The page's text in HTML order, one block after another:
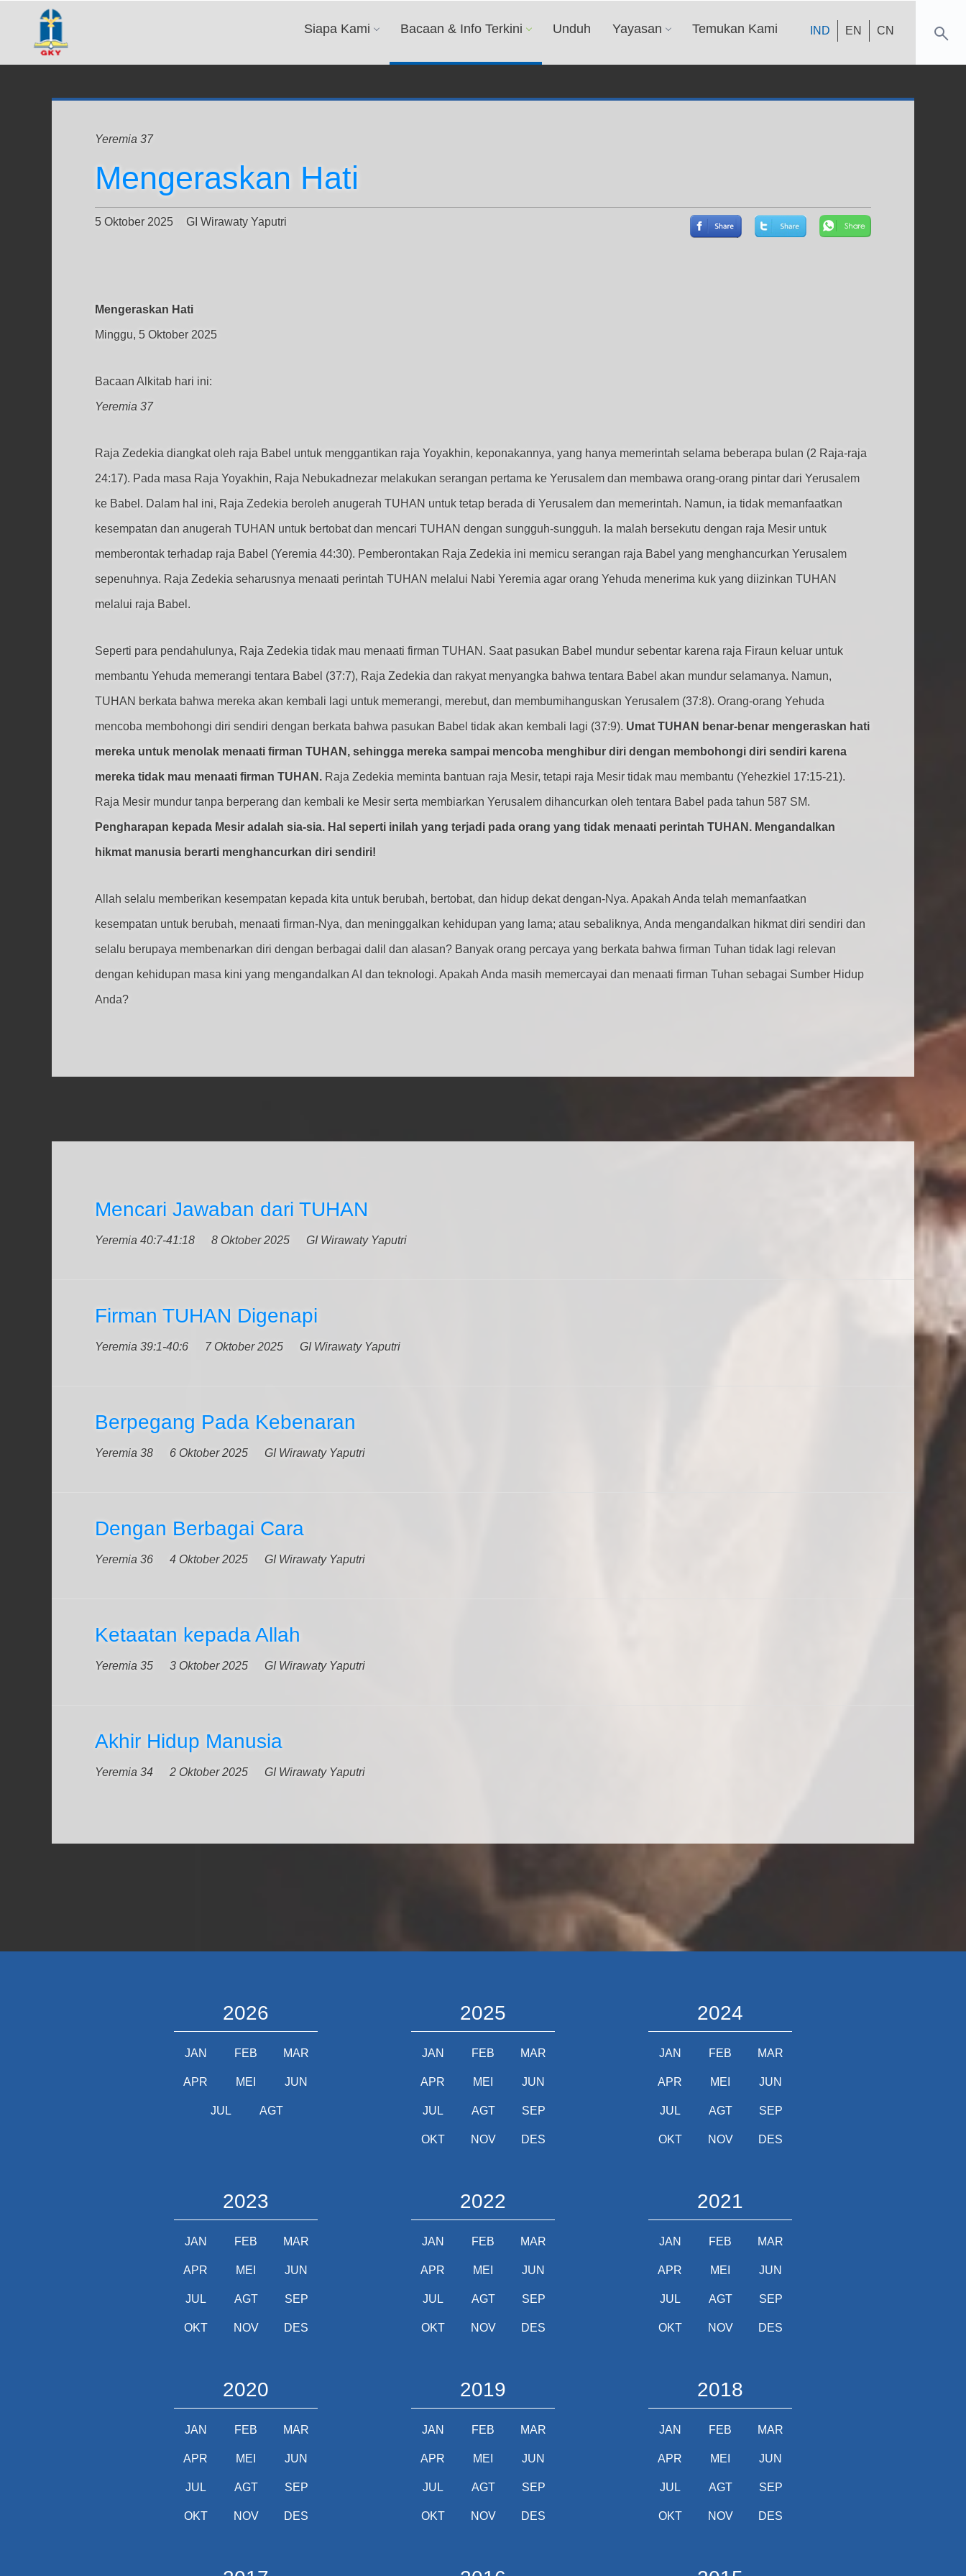
IND EN CN
Siapa Kami Bacaan & Info Terkini Unduh Yayasan Temukan Kami
Yeremia 37
Mengeraskan Hati
5 Oktober 2025 GI Wirawaty Yaputri
Mengeraskan Hati
Minggu, 5 Oktober 2025
Bacaan Alkitab hari ini:
Yeremia 37
Raja Zedekia diangkat oleh raja Babel untuk menggantikan raja Yoyakhin, keponakannya, yang hanya memerintah selama beberapa bulan (2 Raja-raja
24:17). Pada masa Raja Yoyakhin, Raja Nebukadnezar melakukan serangan pertama ke Yerusalem dan membawa orang-orang pintar dari Yerusalem
ke Babel. Dalam hal ini, Raja Zedekia beroleh anugerah TUHAN untuk tetap berada di Yerusalem dan memerintah. Namun, ia tidak memanfaatkan
kesempatan dan anugerah TUHAN untuk bertobat dan mencari TUHAN dengan sungguh-sungguh. Ia malah bersekutu dengan raja Mesir untuk
memberontak terhadap raja Babel (Yeremia 44:30). Pemberontakan Raja Zedekia ini memicu serangan raja Babel yang menghancurkan Yerusalem
sepenuhnya. Raja Zedekia seharusnya menaati perintah TUHAN melalui Nabi Yeremia agar orang Yehuda menerima kuk yang diizinkan TUHAN
melalui raja Babel.
Seperti para pendahulunya, Raja Zedekia tidak mau menaati firman TUHAN. Saat pasukan Babel mundur sebentar karena raja Firaun keluar untuk
membantu Yehuda memerangi tentara Babel (37:7), Raja Zedekia dan rakyat menyangka bahwa tentara Babel akan mundur selamanya. Namun,
TUHAN berkata bahwa mereka akan kembali lagi untuk memerangi, merebut, dan membumihanguskan Yerusalem (37:8). Orang-orang Yehuda
mencoba membohongi diri sendiri dengan berkata bahwa pasukan Babel tidak akan kembali lagi (37:9). Umat TUHAN benar-benar mengeraskan hati
mereka untuk menolak menaati firman TUHAN, sehingga mereka sampai mencoba menghibur diri dengan membohongi diri sendiri karena
mereka tidak mau menaati firman TUHAN. Raja Zedekia meminta bantuan raja Mesir, tetapi raja Mesir tidak mau membantu (Yehezkiel 17:15-21).
Raja Mesir mundur tanpa berperang dan kembali ke Mesir serta membiarkan Yerusalem dihancurkan oleh tentara Babel pada tahun 587 SM.
Pengharapan kepada Mesir adalah sia-sia. Hal seperti inilah yang terjadi pada orang yang tidak menaati perintah TUHAN. Mengandalkan
hikmat manusia berarti menghancurkan diri sendiri!
Allah selalu memberikan kesempatan kepada kita untuk berubah, bertobat, dan hidup dekat dengan-Nya. Apakah Anda telah memanfaatkan
kesempatan untuk berubah, menaati firman-Nya, dan meninggalkan kehidupan yang lama; atau sebaliknya, Anda mengandalkan hikmat diri sendiri dan
selalu berupaya membenarkan diri dengan berbagai dalil dan alasan? Banyak orang percaya yang berkata bahwa firman Tuhan tidak lagi relevan
dengan kehidupan masa kini yang mengandalkan AI dan teknologi. Apakah Anda masih memercayai dan menaati firman Tuhan sebagai Sumber Hidup
Anda?
Mencari Jawaban dari TUHAN
Yeremia 40:7-41:18 8 Oktober 2025 GI Wirawaty Yaputri
Firman TUHAN Digenapi
Yeremia 39:1-40:6 7 Oktober 2025 GI Wirawaty Yaputri
Berpegang Pada Kebenaran
Yeremia 38 6 Oktober 2025 GI Wirawaty Yaputri
Dengan Berbagai Cara
Yeremia 36 4 Oktober 2025 GI Wirawaty Yaputri
Ketaatan kepada Allah
Yeremia 35 3 Oktober 2025 GI Wirawaty Yaputri
Akhir Hidup Manusia
Yeremia 34 2 Oktober 2025 GI Wirawaty Yaputri
2026
JAN FEB MAR
APR MEI JUN
JUL AGT
2025
JAN FEB MAR
APR MEI JUN
JUL AGT SEP
OKT NOV DES
2024
JAN FEB MAR
APR MEI JUN
JUL AGT SEP
OKT NOV DES
2023
JAN FEB MAR
APR MEI JUN
JUL AGT SEP
OKT NOV DES
2022
JAN FEB MAR
APR MEI JUN
JUL AGT SEP
OKT NOV DES
2021
JAN FEB MAR
APR MEI JUN
JUL AGT SEP
OKT NOV DES
2020
JAN FEB MAR
APR MEI JUN
JUL AGT SEP
OKT NOV DES
2019
JAN FEB MAR
APR MEI JUN
JUL AGT SEP
OKT NOV DES
2018
JAN FEB MAR
APR MEI JUN
JUL AGT SEP
OKT NOV DES